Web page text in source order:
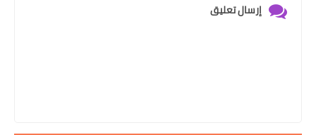
إرسال تعليق